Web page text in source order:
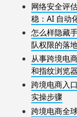
网络安全评
稳：AI 自动
怎么样隐藏
队权限的落
从事跨境电
和指纹浏览
跨境电商入
实操步骤
跨境电商全